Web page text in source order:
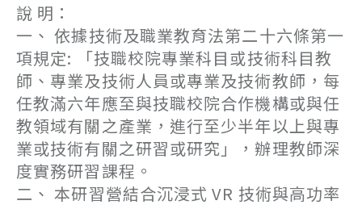
說 明：
一、 依據技術及職業教育法第二十六條第一
項規定: 「技職校院專業科目或技術科目教
師、專業及技術人員或專業及技術教師，每
任教滿六年應至與技職校院合作機構或與任
教領域有關之產業，進行至少半年以上與專
業或技術有關之研習或研究」，辦理教師深
度實務研習課程。
二、 本研習營結合沉浸式 VR 技術與高功率